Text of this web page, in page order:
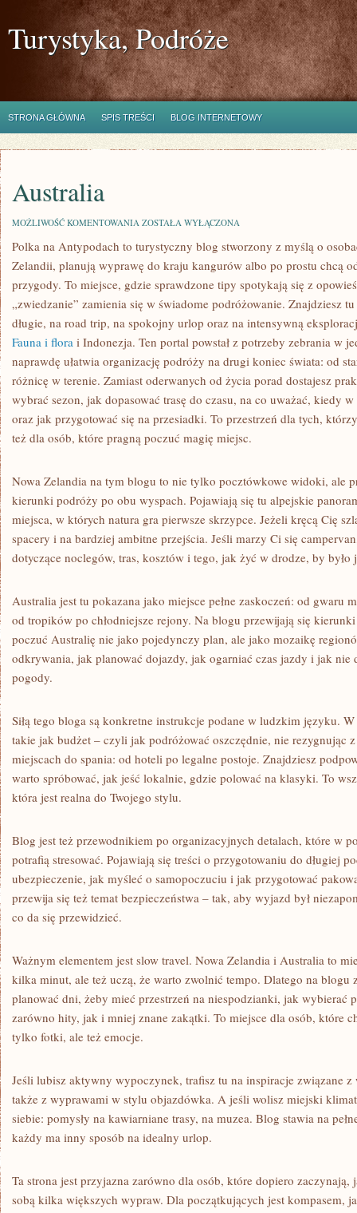
Turystyka, Podróże
STRONA GŁÓWNA SPIS TREŚCI BLOG INTERNETOWY
Australia
MOŻLIWOŚĆ KOMENTOWANIA AUSTRALIA
ZOSTAŁA WYŁĄCZONA
Polka na Antypodach to turystyczny blog stworzony z myślą o
Zelandii, planują wyprawę do kraju kangurów albo po prostu chcą
przygody. To miejsce, gdzie sprawdzone tipy spotykają się z
„zwiedzanie” zamienia się w świadome podróżowanie. Znajdziesz
długie, na road trip, na spokojny urlop oraz na intensywną
Fauna i flora i Indonezja. Ten portal powstał z potrzeby zebrania w
naprawdę ułatwia organizację podróży na drugi koniec świata: od
różnicę w terenie. Zamiast oderwanych od życia porad dostajesz
wybrać sezon, jak dopasować trasę do czasu, na co uważać, kiedy
oraz jak przygotować się na przesiadki. To przestrzeń dla tych,
też dla osób, które pragną poczuć magię miejsc.
Nowa Zelandia na tym blogu to nie tylko pocztówkowe widoki, ale
kierunki podróży po obu wyspach. Pojawiają się tu alpejskie
miejsca, w których natura gra pierwsze skrzypce. Jeżeli kręcą Cię
spacery i na bardziej ambitne przejścia. Jeśli marzy Ci się
dotyczące noclegów, tras, kosztów i tego, jak żyć w drodze, by było
Australia jest tu pokazana jako miejsce pełne zaskoczeń: od gwaru
od tropików po chłodniejsze rejony. Na blogu przewijają się
poczuć Australię nie jako pojedynczy plan, ale jako mozaikę
odkrywania, jak planować dojazdy, jak ogarniać czas jazdy i jak nie
pogody.
Siłą tego bloga są konkretne instrukcje podane w ludzkim języku.
takie jak budżet – czyli jak podróżować oszczędnie, nie rezygnując
miejscach do spania: od hoteli po legalne postoje. Znajdziesz
warto spróbować, jak jeść lokalnie, gdzie polować na klasyki. To
która jest realna do Twojego stylu.
Blog jest też przewodnikiem po organizacyjnych detalach, które w
potrafią stresować. Pojawiają się treści o przygotowaniu do długiej
ubezpieczenie, jak myśleć o samopoczuciu i jak przygotować
przewija się też temat bezpieczeństwa – tak, aby wyjazd był
co da się przewidzieć.
Ważnym elementem jest slow travel. Nowa Zelandia i Australia to
kilka minut, ale też uczą, że warto zwolnić tempo. Dlatego na blogu
planować dni, żeby mieć przestrzeń na niespodzianki, jak wybierać
zarówno hity, jak i mniej znane zakątki. To miejsce dla osób, które
tylko fotki, ale też emocje.
Jeśli lubisz aktywny wypoczynek, trafisz tu na inspiracje związane z
także z wyprawami w stylu objazdówka. A jeśli wolisz miejski
siebie: pomysły na kawiarniane trasy, na muzea. Blog stawia na
każdy ma inny sposób na idealny urlop.
Ta strona jest przyjazna zarówno dla osób, które dopiero
sobą kilka większych wypraw. Dla początkujących jest kompasem,